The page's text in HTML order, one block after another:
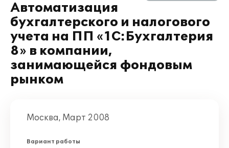
Автоматизация
бухгалтерского и налогового
учета на ПП «1С:Бухгалтерия
8» в компании,
занимающейся фондовым
рынком
Москва, Март 2008
Вариант работы